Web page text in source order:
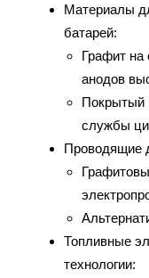
Материалы
батарей:
Графит на
анодов
Покрытый
службы
Проводящие
Топливные
технологии: